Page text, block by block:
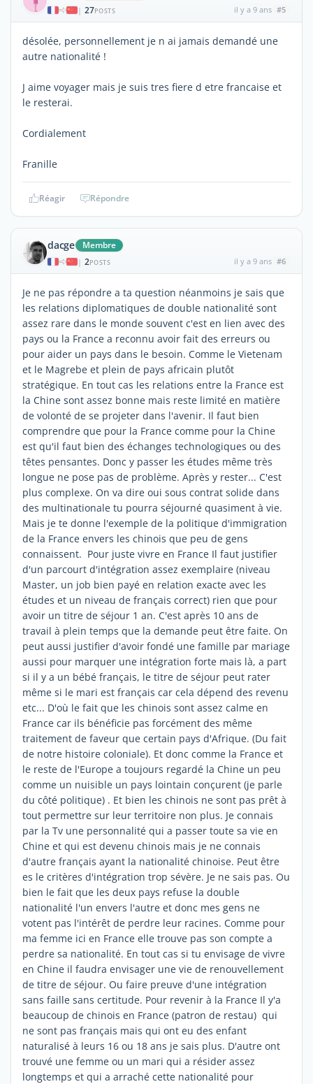
| 27POSTS il y a 9 ans #5
désolée, personnellement je n ai jamais demandé une
autre nationalité !
J aime voyager mais je suis tres fiere d etre francaise et
le resterai.
Cordialement
Franille
Réagir Répondre
dacge Membre
| 2POSTS il y a 9 ans #6
Je ne pas répondre a ta question néanmoins je sais que
les relations diplomatiques de double nationalité sont
assez rare dans le monde souvent c'est en lien avec des
pays ou la France a reconnu avoir fait des erreurs ou
pour aider un pays dans le besoin. Comme le Vietenam
et le Magrebe et plein de pays africain plutôt
stratégique. En tout cas les relations entre la France est
la Chine sont assez bonne mais reste limité en matière
de volonté de se projeter dans l'avenir. Il faut bien
comprendre que pour la France comme pour la Chine
est qu'il faut bien des échanges technologiques ou des
têtes pensantes. Donc y passer les études même très
longue ne pose pas de problème. Après y rester... C'est
plus complexe. On va dire oui sous contrat solide dans
des multinationale tu pourra séjourné quasiment à vie.
Mais je te donne l'exemple de la politique d'immigration
de la France envers les chinois que peu de gens
connaissent. Pour juste vivre en France Il faut justifier
d'un parcourt d'intégration assez exemplaire (niveau
Master, un job bien payé en relation exacte avec les
études et un niveau de français correct) rien que pour
avoir un titre de séjour 1 an. C'est après 10 ans de
travail à plein temps que la demande peut être faite. On
peut aussi justifier d'avoir fondé une famille par mariage
aussi pour marquer une intégration forte mais là, a part
si il y a un bébé français, le titre de séjour peut rater
même si le mari est français car cela dépend des revenu
etc... D'où le fait que les chinois sont assez calme en
France car ils bénéficie pas forcément des même
traitement de faveur que certain pays d'Afrique. (Du fait
de notre histoire coloniale). Et donc comme la France et
le reste de l'Europe a toujours regardé la Chine un peu
comme un nuisible un pays lointain conçurent (je parle
du côté politique) . Et bien les chinois ne sont pas prêt à
tout permettre sur leur territoire non plus. Je connais
par la Tv une personnalité qui a passer toute sa vie en
Chine et qui est devenu chinois mais je ne connais
d'autre français ayant la nationalité chinoise. Peut être
es le critères d'intégration trop sévère. Je ne sais pas. Ou
bien le fait que les deux pays refuse la double
nationalité l'un envers l'autre et donc mes gens ne
votent pas l'intérêt de perdre leur racines. Comme pour
ma femme ici en France elle trouve pas son compte a
perdre sa nationalité. En tout cas si tu envisage de vivre
en Chine il faudra envisager une vie de renouvellement
de titre de séjour. Ou faire preuve d'une intégration
sans faille sans certitude. Pour revenir à la France Il y'a
beaucoup de chinois en France (patron de restau) qui
ne sont pas français mais qui ont eu des enfant
naturalisé à leurs 16 ou 18 ans je sais plus. D'autre ont
trouvé une femme ou un mari qui a résider assez
longtemps et qui a arraché cette nationalité pour